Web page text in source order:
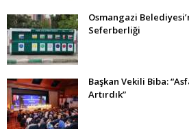
Osmangazi
Seferberliği
Başkan Vekili Biba:
Artırdık”